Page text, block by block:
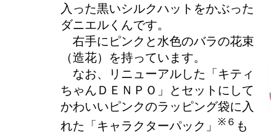
入った黒いシルクハットをかぶった
ダニエルくんです。
右手にピンクと水色のバラの花束
（造花）を持っています。
なお、リニューアルした「キティ
ちゃんＤＥＮＰＯ」とセットにして
かわいいピンクのラッピング袋に入
れた「キャラクターパック」
※６ も